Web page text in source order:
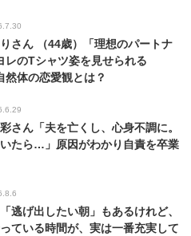
さん （44歳）「理想のパートナ
レのTシャツ姿を見せられる
然体の恋愛観とは？
さん「夫を亡くし、心身不調に。
たら…」原因がわかり自責を卒業
逃げ出したい朝」もあるけれど、
ている時間が、実は一番充実して